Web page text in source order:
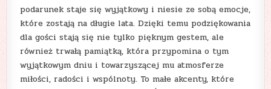
podarunek staje się wyjątkowy i niesie ze sobą emocje,
które zostają na długie lata. Dzięki temu podziękowania
dla gości stają się nie tylko pięknym gestem, ale
również trwałą pamiątką, która przypomina o tym
wyjątkowym dniu i towarzyszącej mu atmosferze
miłości, radości i wspólnoty. To małe akcenty, które